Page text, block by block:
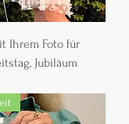
Ihrem Foto für
Jubiläum